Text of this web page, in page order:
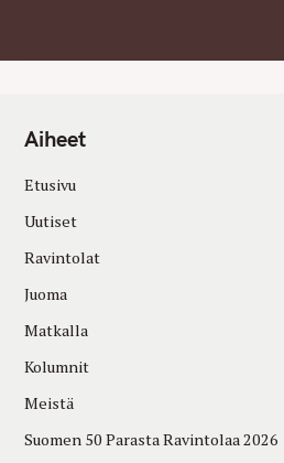
Aiheet
Etusivu
Uutiset
Ravintolat
Juoma
Matkalla
Kolumnit
Meistä
Suomen 50 Parasta Ravintolaa 2026